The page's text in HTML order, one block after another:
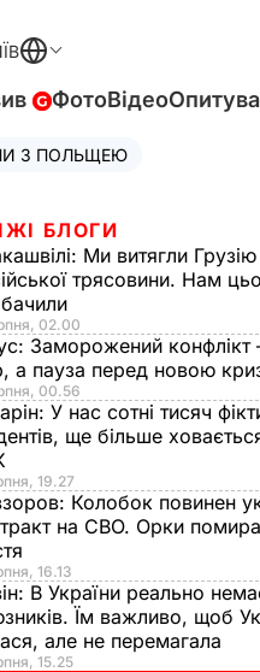
ФотоВідео
З ПОЛЬЩЕЮ
БЛОГИ
Ми витягли Грузію
трясовини. Нам
02.00
Заморожений конфлікт
а пауза перед новою
00.56
У нас сотні тисяч
ще більше
19.27
Колобок повинен
на СВО. Орки
16.13
В України реально
Їм важливо, щоб
але не перемагала
15.25